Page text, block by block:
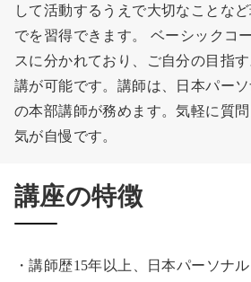
して活動するうえで大切なことな
でを習得できます。 ベーシックコ
スに分かれており、ご自分の目指
講が可能です。講師は、日本パー
の本部講師が務めます。気軽に質
気が自慢です。
講座の特徴
・講師歴15年以上、日本パーソナ